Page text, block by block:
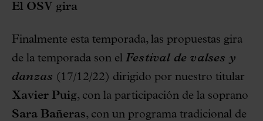
El OSV gira
Finalmente esta temporada, las propuestas gira
de la temporada son el Festival de valses y
danzas (17/12/22) dirigido por nuestro titular
Xavier Puig, con la participación de la soprano
Sara Bañeras, con un programa tradicional de